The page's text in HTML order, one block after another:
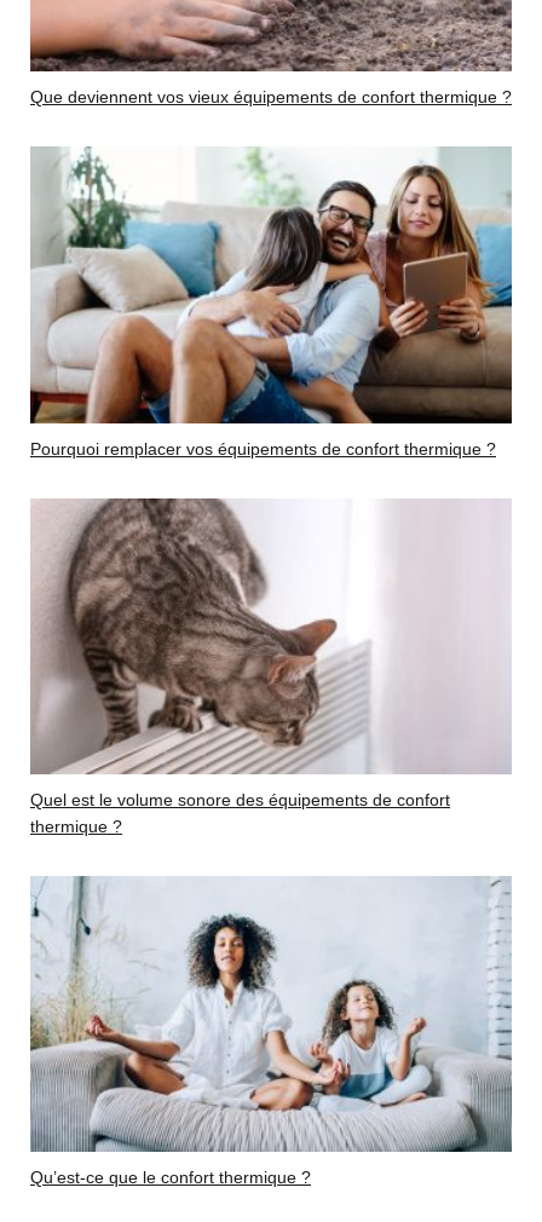
Que deviennent vos vieux équipements de confort thermique ?
Pourquoi remplacer vos équipements de confort thermique ?
Quel est le volume sonore des équipements de confort
thermique ?
Qu’est-ce que le confort thermique ?